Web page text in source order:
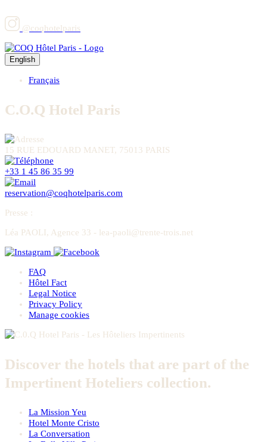
@coqhotelparis
English
Français
C.O.Q Hotel Paris
15 RUE EDOUARD MANET, 75013 PARIS
+33 1 45 86 35 99
reservation@coqhotelparis.com
Presse :
Léa PAOLI, Agence 33 - lea-paoli@trente-trois.net
FAQ
Hôtel Fact
Legal Notice
Privacy Policy
Manage cookies
Discover the hotels that are part of the
Impertinent Hoteliers collection.
La Mission Yeu
Hotel Monte Cristo
La Conversation